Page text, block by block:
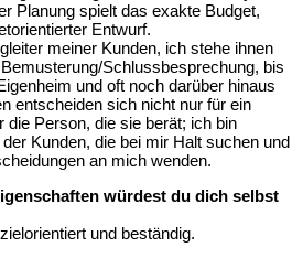
Planung spielt das exakte Budget,
Entwurf.
meiner Kunden, ich stehe ihnen
Schlussbesprechung, bis
und oft noch darüber hinaus
entscheiden sich nicht nur für ein
die Person, die sie berät; ich bin
Kunden, die bei mir Halt suchen und
an mich wenden.
würdest du dich selbst
und beständig.